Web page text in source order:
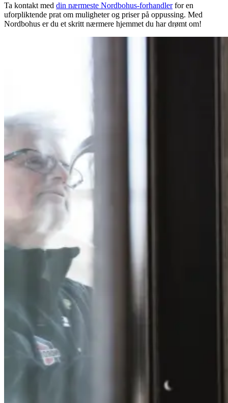
Ta kontakt med din nærmeste Nordbohus-forhandlerfor en
uforpliktende prat om muligheter og priser på oppussing. Med
Nordbohus er du et skritt nærmere hjemmet du har drømt om!